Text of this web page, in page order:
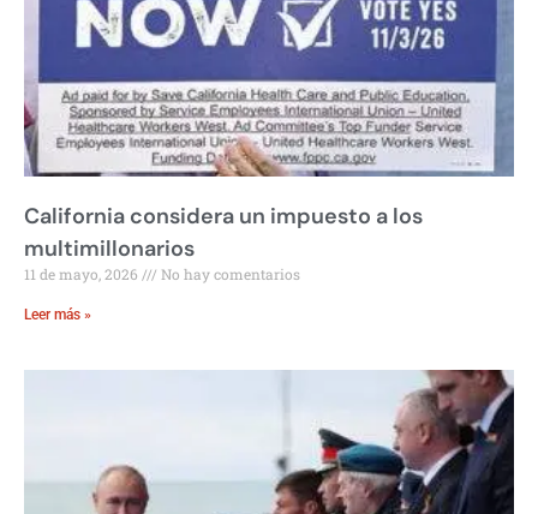
California considera un impuesto a los
multimillonarios
11 de mayo, 2026 No hay comentarios
Leer más »